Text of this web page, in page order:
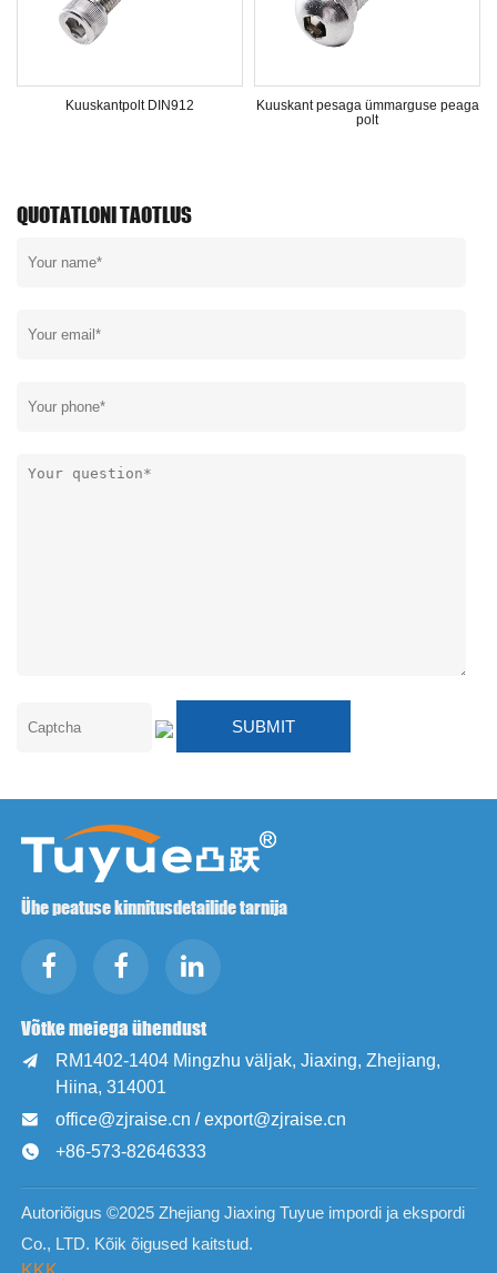
Kuuskantpolt DIN912
Kuuskant pesaga ümmarguse peaga
polt
QUOTATLONI TAOTLUS
Ühe peatuse kinnitusdetailide tarnija
Võtke meiega ühendust

RM1402-1404 Mingzhu väljak, Jiaxing, Zhejiang,
Hiina, 314001
 office@zjraise.cn / export@zjraise.cn
 +86-573-82646333
Autoriõigus ©2025 Zhejiang Jiaxing Tuyue impordi ja ekspordi
Co., LTD. Kõik õigused kaitstud.